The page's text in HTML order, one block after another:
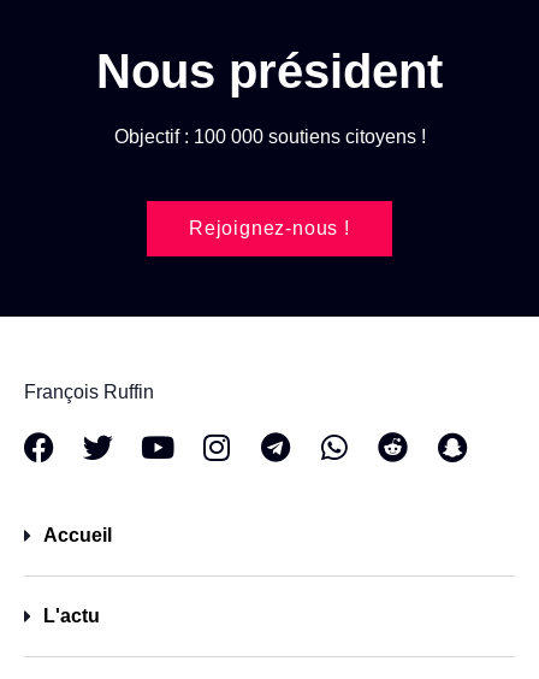
Nous président
Objectif : 100 000 soutiens citoyens !
Rejoignez-nous !
François Ruffin
Accueil
L'actu